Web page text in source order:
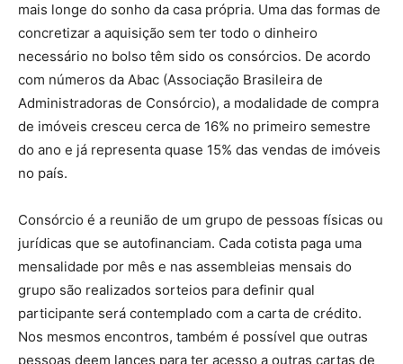
mais longe do sonho da casa própria. Uma das formas de
concretizar a aquisição sem ter todo o dinheiro
necessário no bolso têm sido os consórcios. De acordo
com números da Abac (Associação Brasileira de
Administradoras de Consórcio), a modalidade de compra
de imóveis cresceu cerca de 16% no primeiro semestre
do ano e já representa quase 15% das vendas de imóveis
no país.
Consórcio é a reunião de um grupo de pessoas físicas ou
jurídicas que se autofinanciam. Cada cotista paga uma
mensalidade por mês e nas assembleias mensais do
grupo são realizados sorteios para definir qual
participante será contemplado com a carta de crédito.
Nos mesmos encontros, também é possível que outras
pessoas deem lances para ter acesso a outras cartas de